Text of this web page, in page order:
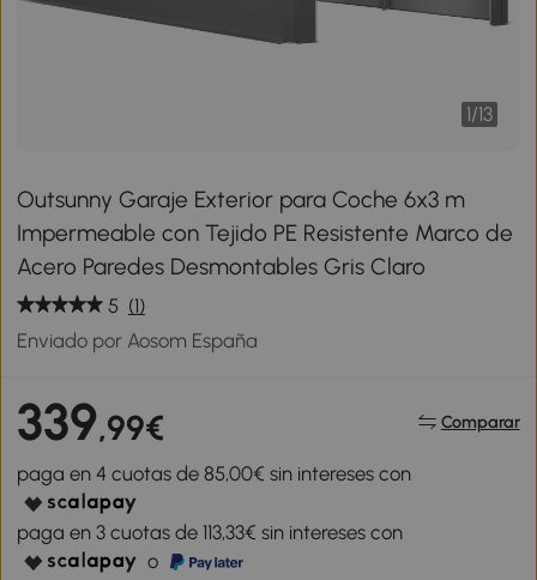
1/13
Outsunny Garaje Exterior para Coche 6x3 m
Impermeable con Tejido PE Resistente Marco de
Acero Paredes Desmontables Gris Claro
5 (1)
Enviado por Aosom España
339,99€ Comparar
paga en 4 cuotas de 85,00€ sin intereses con
paga en 3 cuotas de 113,33€ sin intereses con
o